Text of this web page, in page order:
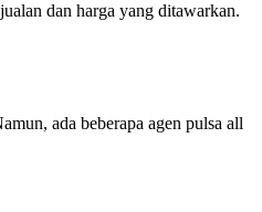
dan harga yang ditawarkan.
ada beberapa agen pulsa all